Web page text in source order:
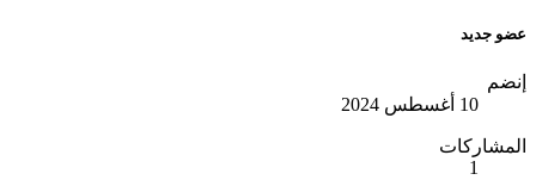
عضو جديد
إنضم
10 أغسطس 2024
المشاركات
1